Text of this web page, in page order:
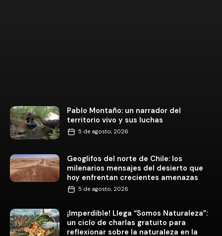
Pablo Montaño: un narrador del
territorio vivo y sus luchas
5 de agosto, 2026
Geoglifos del norte de Chile: los
milenarios mensajes del desierto que
hoy enfrentan crecientes amenazas
5 de agosto, 2026
¡Imperdible! Llega “Somos Naturaleza”:
un ciclo de charlas gratuito para
reflexionar sobre la naturaleza en la